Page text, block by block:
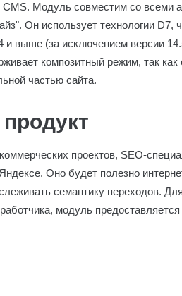
CMS. Модуль совместим со всеми
Он использует технологии D7,
и выше (за исключением версии
композитный режим, так
частью сайта.
проектов, SEO-
Оно будет полезно
семантику переходов.
модуль